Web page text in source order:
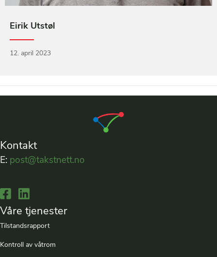
Eirik Utstøl
12. april 2023
Kontakt
E: post@takstnett.no
Lenke til Facebook
Lenke til LinkedIn
Våre tjenester
Tilstandsrapport
Kontroll av våtrom